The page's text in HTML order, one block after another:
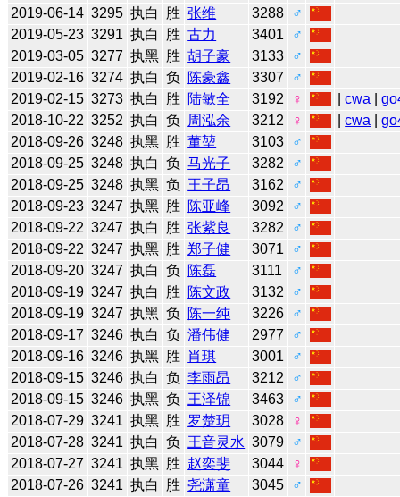
2019-06-14 3295 执白 胜 张维 3288
♂
2019-05-23 3291 执白 胜 古力 3401
♂
2019-03-05 3277 执黑 胜 胡子豪 3133
♂
2019-02-16 3274 执白 负 陈豪鑫 3307
♂
2019-02-15 3273 执白 胜 陆敏全 3192 ♀ |cwa |
2018-10-22 3252 执白 负 周泓余 3212 ♀ |cwa |
2018-09-26 3248 执黑 胜 董堃 3103
♂
2018-09-25 3248 执白 负 马光子 3282
♂
2018-09-25 3248 执黑 负 王子昂 3162
♂
2018-09-23 3247 执黑 胜 陈亚峰 3092
♂
2018-09-22 3247 执白 胜 张紫良 3282
♂
2018-09-22 3247 执黑 胜 郑子健 3071
♂
2018-09-20 3247 执白 负 陈磊 3111
♂
2018-09-19 3247 执白 胜 陈文政 3132
♂
2018-09-19 3247 执黑 负 陈一纯 3226
♂
2018-09-17 3246 执白 负 潘伟健 2977
♂
2018-09-16 3246 执黑 胜 肖琪 3001
♂
2018-09-15 3246 执白 负 李雨昂 3212
♂
2018-09-15 3246 执黑 负 王泽锦 3463
♂
2018-07-29 3241 执黑 胜 罗楚玥 3028
♀
2018-07-28 3241 执白 负 王音灵水 3079
♂
2018-07-27 3241 执黑 胜 赵奕斐 3044
♀
2018-07-26 3241 执白 胜 尧潇童 3045
♂